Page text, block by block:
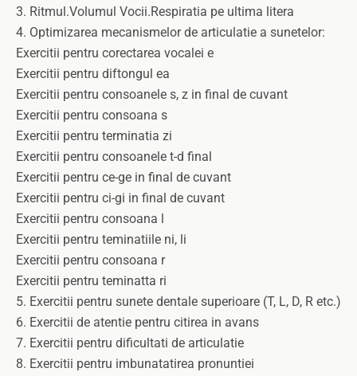
3. Ritmul.Volumul Vocii.Respiratia pe ultima litera
4. Optimizarea mecanismelor de articulatie a sunetelor:
Exercitii pentru corectarea vocalei e
Exercitii pentru diftongul ea
Exercitii pentru consoanele s, z in final de cuvant
Exercitii pentru consoana s
Exercitii pentru terminatia zi
Exercitii pentru consoanele t-d final
Exercitii pentru ce-ge in final de cuvant
Exercitii pentru ci-gi in final de cuvant
Exercitii pentru consoana l
Exercitii pentru teminatiile ni, li
Exercitii pentru consoana r
Exercitii pentru teminatta ri
5. Exercitii pentru sunete dentale superioare (T, L, D, R etc.)
6. Exercitii de atentie pentru citirea in avans
7. Exercitii pentru dificultati de articulatie
8. Exercitii pentru imbunatatirea pronuntiei